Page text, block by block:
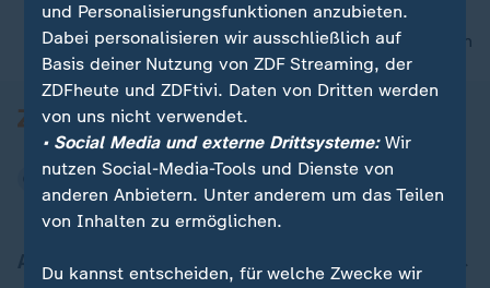
nach oben
Aktuell bei ZDFheute
und Personalisierungsfunktionen anzubieten.
Dabei personalisieren wir ausschließlich auf
Basis deiner Nutzung von ZDF Streaming, der
ZDFheute und ZDFtivi. Daten von Dritten werden
von uns nicht verwendet.
• Social Media und externe Drittsysteme:Wir
nutzen Social-Media-Tools und Dienste von
anderen Anbietern. Unter anderem um das Teilen
von Inhalten zu ermöglichen.
Du kannst entscheiden, für welche Zwecke wir